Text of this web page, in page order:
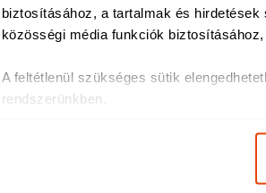
biztosításához, a tartalmak és
közösségi média funkciók
A feltétlenül szükséges sütik
rendszerünkben.
Sütiket használunk a tartalmak és
Korábbiak
Alfa